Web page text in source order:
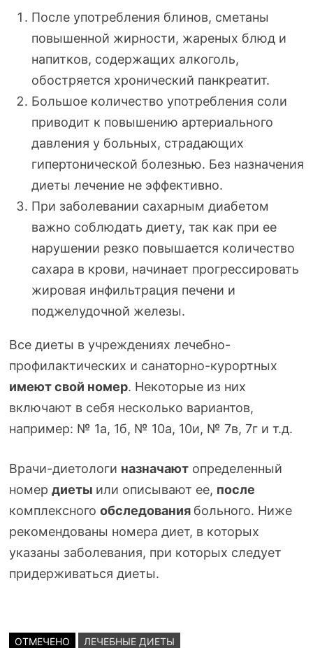
После употребления блинов, сметаны
повышенной жирности, жареных блюд и
напитков, содержащих алкоголь,
обостряется хронический панкреатит.
Большое количество употребления соли
приводит к повышению артериального
давления у больных, страдающих
гипертонической болезнью. Без назначения
диеты лечение не эффективно.
При заболевании сахарным диабетом
важно соблюдать диету, так как при ее
нарушении резко повышается количество
сахара в крови, начинает прогрессировать
жировая инфильтрация печени и
поджелудочной железы.
Все диеты в учреждениях лечебно-
профилактических и санаторно-курортных
имеют свой номер. Некоторые из них
включают в себя несколько вариантов,
например: № 1а, 1б, № 10а, 10и, № 7в, 7г и т.д.
Врачи-диетологи назначаютопределенный
номер диеты или описывают ее, после
комплексного обследования больного. Ниже
рекомендованы номера диет, в которых
указаны заболевания, при которых следует
придерживаться диеты.
ОТМЕЧЕНО ЛЕЧЕБНЫЕ ДИЕТЫ